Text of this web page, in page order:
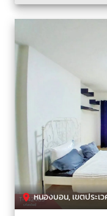
หนองบอน, เขตประเ